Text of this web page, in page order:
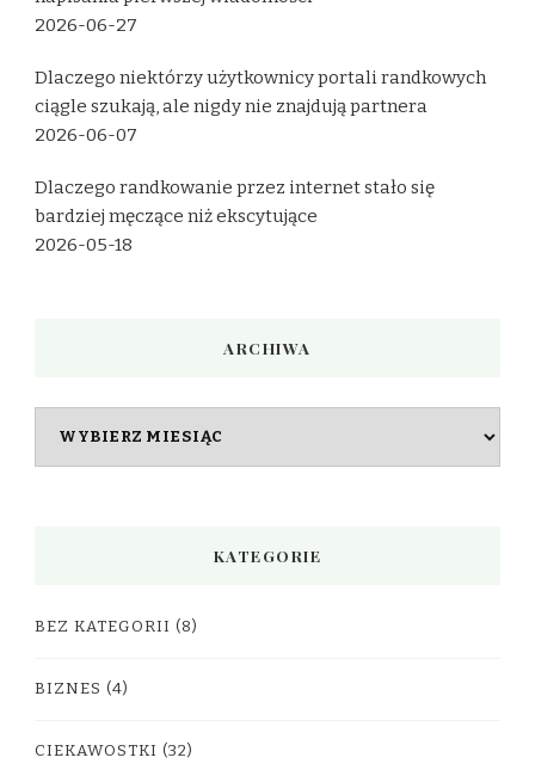
2026-06-27
Dlaczego niektórzy użytkownicy portali randkowych
ciągle szukają, ale nigdy nie znajdują partnera
2026-06-07
Dlaczego randkowanie przez internet stało się
bardziej męczące niż ekscytujące
2026-05-18
ARCHIWA
KATEGORIE
BEZ KATEGORII (8)
BIZNES (4)
CIEKAWOSTKI (32)